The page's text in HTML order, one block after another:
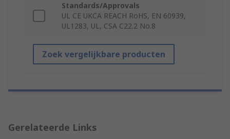
Standards/Approvals
UL CE UKCA REACH RoHS, EN 60939,
UL1283, UL, CSA C22.2 No.8
Zoek vergelijkbare producten
Gerelateerde Links